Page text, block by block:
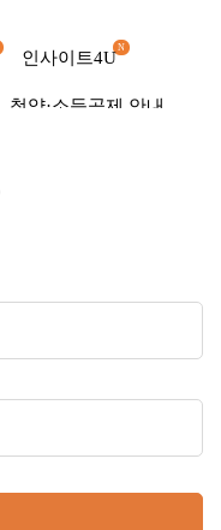
인사이트4U
N
청약·소득공제 안내